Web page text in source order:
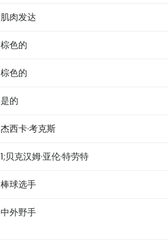
肌肉发达
棕色的
棕色的
是的
杰西卡·考克斯
1;贝克汉姆·亚伦·特劳特
棒球选手
中外野手